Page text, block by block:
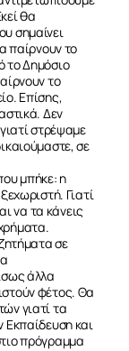
θα
σημαίνει
παίρνουν το
το Δημόσιο
το
Επίσης,
Δεν
στρέψαμε
σε
μπήκε: η
Γιατί
να τα κάνεις
σε
άλλα
φέτος. Θα
γιατί τα
Εκπαίδευση και
πρόγραμμα